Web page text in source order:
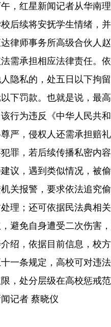
午，红星新闻记者从华南
后续将安抚学生情绪，
律师事务所高级合伙人
需承担相应法律责任。
隐私的，处五日以下拘
下罚款。也就是说，最高
该行为违反《中华人民共
严，侵权人还需承担赔
罪，若后续传播私密内容
议，遇到类似情况，被
关报警，要求依法追究
理；还可依据民法典相
避免自身遭受二次伤害
绍，依据目前信息，校
一条规定，高校可对违
，处分层级在高校惩戒范
记者 蔡晓仪